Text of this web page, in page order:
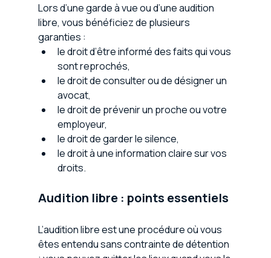
Lors d’une garde à vue ou d’une audition
libre, vous bénéficiez de plusieurs
garanties :
le droit d’être informé des faits qui vous
sont reprochés,
le droit de consulter ou de désigner un
avocat,
le droit de prévenir un proche ou votre
employeur,
le droit de garder le silence,
le droit à une information claire sur vos
droits.
Audition libre : points essentiels
L’audition libre est une procédure où vous
êtes entendu sans contrainte de détention